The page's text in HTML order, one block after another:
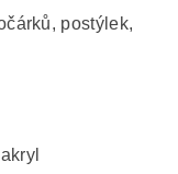
postýlek,